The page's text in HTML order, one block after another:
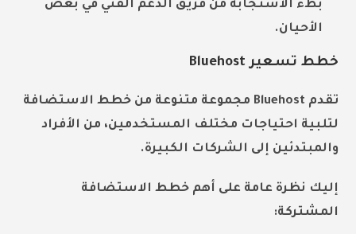
بطء الاستجابة من فريق الدعم الفني في بعض
الأحيان.
خطط تسعير Bluehost
تقدم Bluehost مجموعة متنوعة من خطط الاستضافة
لتلبية احتياجات مختلف المستخدمين، من الأفراد
والمبتدئين إلى الشركات الكبيرة.
إليك نظرة عامة على أهم خطط الاستضافة
المشتركة: